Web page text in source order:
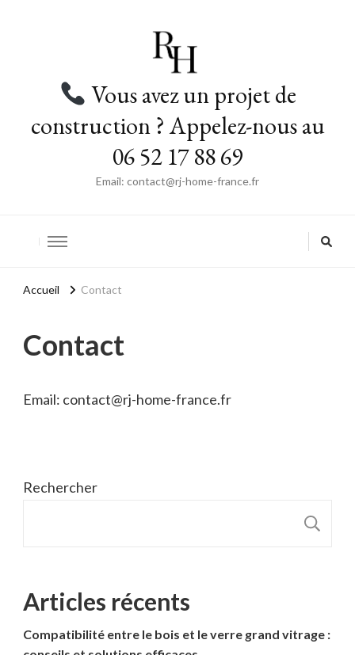
Vous avez un projet de
construction ? Appelez-nous au
06 52 17 88 69
Email: contact@rj-home-france.fr
Accueil Contact
Contact
Email: contact@rj-home-france.fr
Rechercher
Articles récents
Compatibilité entre le bois et le verre grand vitrage :